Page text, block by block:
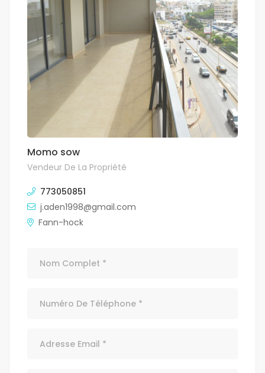
Momo sow
Vendeur De La Propriété
773050851
j.aden1998@gmail.com
Fann-hock